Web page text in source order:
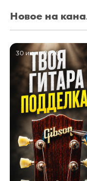
Новое на
30 июля 2026